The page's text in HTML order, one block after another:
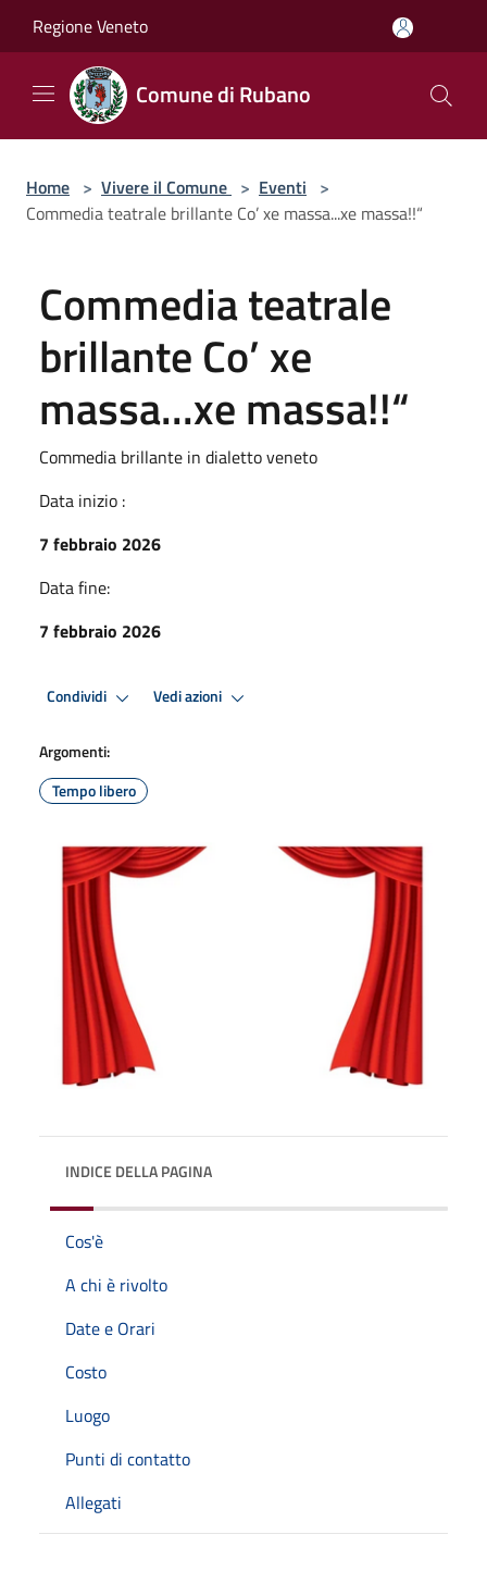
Regione Veneto
Comune di Rubano
Home > Vivere il Comune > Eventi >
Commedia teatrale brillante Co’ xe massa...xe massa!!“
Commedia teatrale
brillante Co’ xe
massa...xe massa!!“
Commedia brillante in dialetto veneto
Data inizio :
7 febbraio 2026
Data fine:
7 febbraio 2026
Condividi Vedi azioni
Argomenti:
Tempo libero
INDICE DELLA PAGINA
Cos'è
A chi è rivolto
Date e Orari
Costo
Luogo
Punti di contatto
Allegati